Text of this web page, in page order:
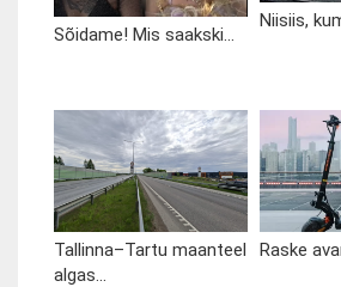
Sõidame! Mis saakski...
Niisiis,
Tallinna–Tartu maanteel
algas...
Raske